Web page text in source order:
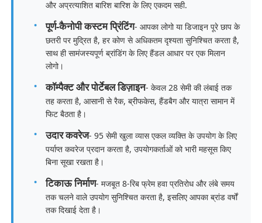
पैदल चलने वाली छत्रियाँ
कॉम्पैक्ट छतरियां
प्रचार के लिए छाता
पवनरोधी छाता
स्वचालित रूप से खुली छाता
उल्टा छाता
और अप्रत्याशित बारिश बारिश के लिए एकदम सही.
पूर्ण-कैनोपी कस्टम प्रिंटिंग- आपका लोगो या डिजाइन पूरे छाप के
छतरी पर मुद्रित है, हर कोण से अधिकतम दृश्यता सुनिश्चित करता है,
साथ ही सामंजस्यपूर्ण ब्रांडिंग के लिए हैंडल आधार पर एक मिलान
लोगो।
कॉम्पैक्ट और पोर्टेबल डिज़ाइन- केवल 28 सेमी की लंबाई तक
तह करता है, आसानी से रैक, ब्रीफकेस, हैंडबैग और यात्रा सामान में
फिट बैठता है।
उदार कवरेज- 95 सेमी खुला व्यास एकल व्यक्ति के उपयोग के लिए
पर्याप्त कवरेज प्रदान करता है, उपयोगकर्ताओं को भारी महसूस किए
बिना सूखा रखता है।
टिकाऊ निर्माण- मजबूत 8-रिब फ्रेम हवा प्रतिरोध और लंबे समय
तक चलने वाले उपयोग सुनिश्चित करता है, इसलिए आपका ब्रांड वर्षों
तक दिखाई देता है।